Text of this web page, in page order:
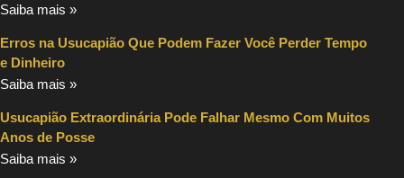
Saiba mais »
Erros na Usucapião Que Podem Fazer Você Perder Tempo
e Dinheiro
Saiba mais »
Usucapião Extraordinária Pode Falhar Mesmo Com Muitos
Anos de Posse
Saiba mais »